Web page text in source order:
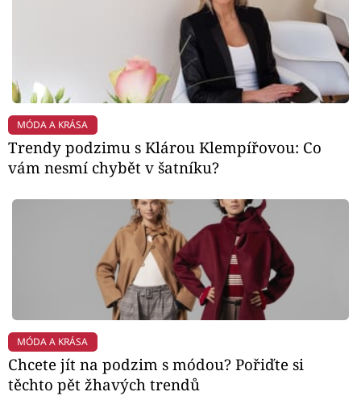
MÓDA A KRÁSA
Trendy podzimu s Klárou Klempířovou: Co
vám nesmí chybět v šatníku?
MÓDA A KRÁSA
Chcete jít na podzim s módou? Pořiďte si
těchto pět žhavých trendů